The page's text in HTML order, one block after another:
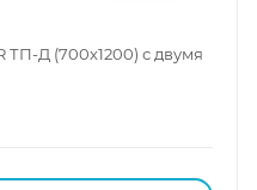
ТП-Д (700х1200) с двумя